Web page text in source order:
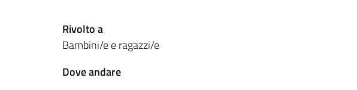
Rivolto a
Bambini/e e ragazzi/e
Dove andare